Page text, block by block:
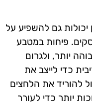
גם להשפיע על
פיחות במטבע
יותר, ולגרום
כדי לייצב את
להוריד את הלחצים
יותר כדי לעורר